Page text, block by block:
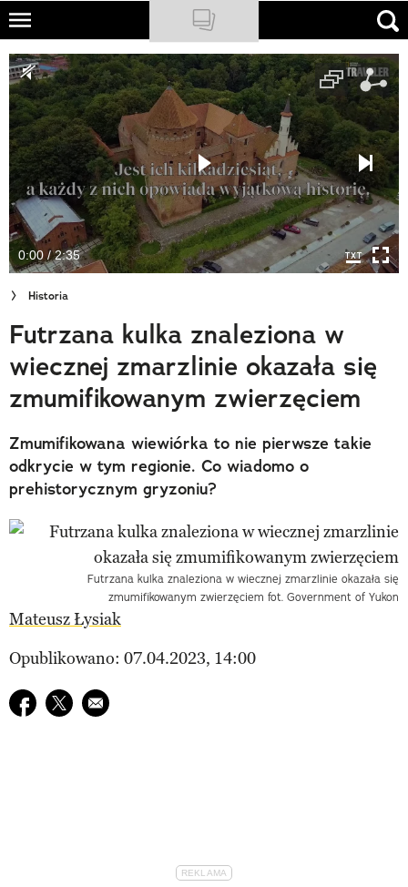
Skip
main
content
NATIONAL GEOGRAPHIC
TRAVELER
PODCASTY
Sklep
Newsletter
Cuda Polski
Wielki Konkurs Fotograficzny
Trendbook Podróżniczy
Polecane
0:00 / 2:35
Historia
Futrzana kulka znaleziona w
wiecznej zmarzlinie okazała się
zmumifikowanym zwierzęciem
Zmumifikowana wiewiórka to nie pierwsze takie
odkrycie w tym regionie. Co wiadomo o
prehistorycznym gryzoniu?
Futrzana kulka znaleziona w wiecznej zmarzlinie okazała się
zmumifikowanym zwierzęciem fot. Government of Yukon
Mateusz Łysiak
Opublikowano: 07.04.2023, 14:00
Udostępnij na facebook
Udostępnij na twitter
E-mail do przyjaciela